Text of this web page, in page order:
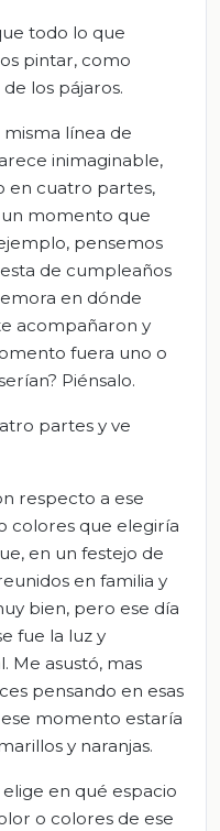
todo lo que
pintar, como
los pájaros.
misma línea de
inimaginable,
en cuatro partes,
momento que
pensemos
de cumpleaños
en dónde
acompañaron y
fuera uno o
Piénsalo.
partes y ve
respecto a ese
colores que elegiría
en un festejo de
en familia y
bien, pero ese día
fue la luz y
Me asustó, mas
pensando en esas
momento estaría
y naranjas.
en qué espacio
o colores de ese